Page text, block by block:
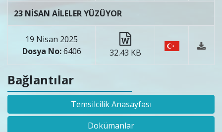
23 NİSAN AİLELER YÜZÜYOR
19 Nisan 2025
Dosya No:6406 32.43 KB
Bağlantılar
Temsilcilik Anasayfası
Dokümanlar